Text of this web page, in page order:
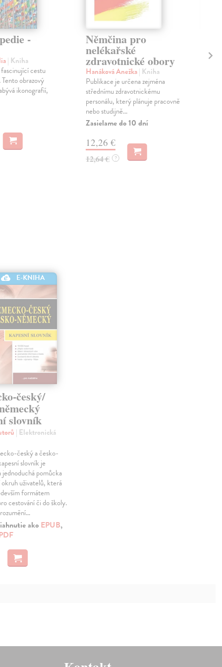
-
| Kniha
cestu
obrazový
ikonografií,
Němčina pro
nelékařské
zdravotnické obory
Hanáková Anežka| Kniha
Publikace je určena zejména
střednímu zdravotnickému
personálu, který plánuje pracovně
nebo studijně...
Zasielame do 10 dní
12,26 €
12,64 € ?
E-KNIHA
český/
slovník
| Elektronická
český a česko-
slovník je
jednoduchá pomůcka
okruh uživatelů, která
formátem
cestování či do školy.
ako EPUB,